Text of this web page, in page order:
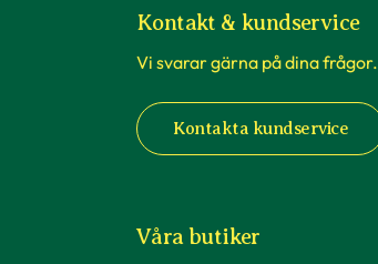
Kontakt & kundservice
Vi svarar gärna på dina frågor.
Kontakta kundservice
Våra butiker